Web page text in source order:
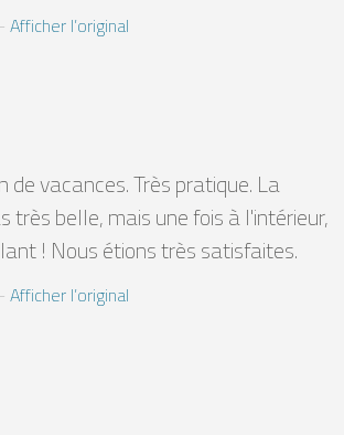
Afficher l’original
de vacances. Très pratique. La
très belle, mais une fois à l'intérieur,
! Nous étions très satisfaites.
Afficher l’original